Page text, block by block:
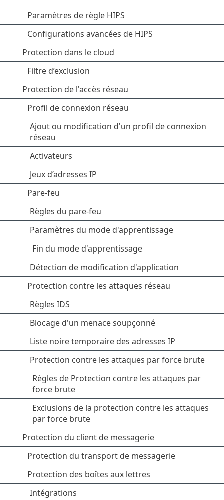
Paramètres de règle HIPS
Configurations avancées de HIPS
Protection dans le cloud
Filtre d’exclusion
Protection de l'accès réseau
Profil de connexion réseau
Ajout ou modification d'un profil de connexion
réseau
Activateurs
Jeux d’adresses IP
Pare-feu
Règles du pare-feu
Paramètres du mode d'apprentissage
Fin du mode d'apprentissage
Détection de modification d'application
Protection contre les attaques réseau
Règles IDS
Blocage d'un menace soupçonné
Liste noire temporaire des adresses IP
Protection contre les attaques par force brute
Règles de Protection contre les attaques par
force brute
Exclusions de la protection contre les attaques
par force brute
Protection du client de messagerie
Protection du transport de messagerie
Protection des boîtes aux lettres
Intégrations